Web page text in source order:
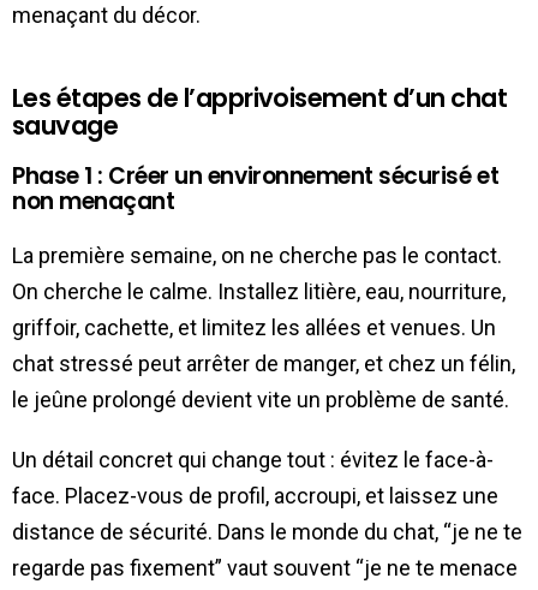
menaçant du décor.
Les étapes de l’apprivoisement d’un chat
sauvage
Phase 1 : Créer un environnement sécurisé et
non menaçant
La première semaine, on ne cherche pas le contact.
On cherche le calme. Installez litière, eau, nourriture,
griffoir, cachette, et limitez les allées et venues. Un
chat stressé peut arrêter de manger, et chez un félin,
le jeûne prolongé devient vite un problème de santé.
Un détail concret qui change tout : évitez le face-à-
face. Placez-vous de profil, accroupi, et laissez une
distance de sécurité. Dans le monde du chat, “je ne te
regarde pas fixement” vaut souvent “je ne te menace